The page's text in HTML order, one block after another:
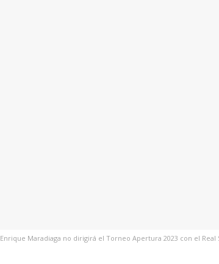
Enrique Maradiaga no dirigirá el Torneo Apertura 2023 con el Real